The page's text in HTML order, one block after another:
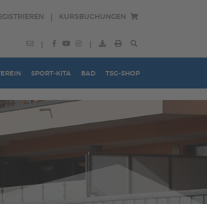
KURSBUCHUNGEN
SPORT-KITA BAD TSG-SHOP